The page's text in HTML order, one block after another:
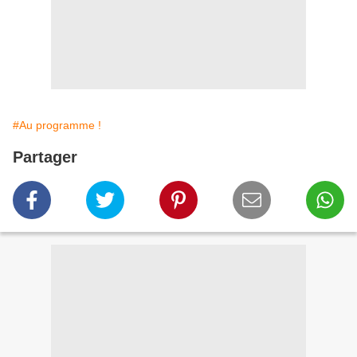
#Au programme !
Partager